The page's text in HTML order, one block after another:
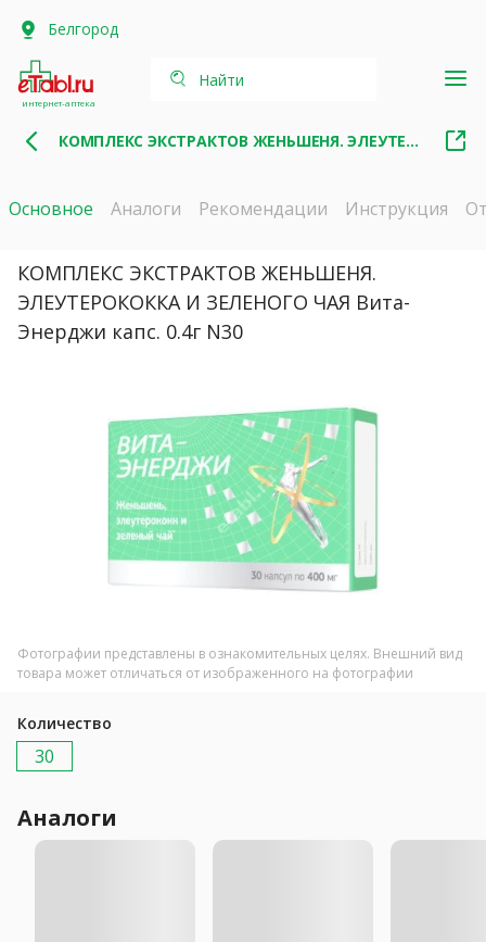
Белгород
интернет-аптека
Найти
КОМПЛЕКС ЭКСТРАКТОВ ЖЕНЬШЕНЯ. ЭЛЕУТЕРОКОККА И ЗЕЛЕНОГО ЧАЯ
Основное Аналоги Рекомендации Инструкция
КОМПЛЕКС ЭКСТРАКТОВ ЖЕНЬШЕНЯ.
ЭЛЕУТЕРОКОККА И ЗЕЛЕНОГО ЧАЯ Вита-
Энерджи капс. 0.4г N30
Фотографии представлены в ознакомительных целях. Внешний вид
товара может отличаться от изображенного на фотографии
Количество
30
Аналоги